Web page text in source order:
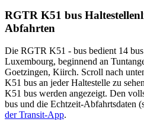
RGTR K51 bus
Abfahrten
Die RGTR K51 - bus bedient 14
Luxembourg, beginnend an
Goetzingen, Kiirch. Scroll nach
K51 bus an jeder Haltestelle zu
K51 bus werden angezeigt. Den
bus und die Echtzeit-Abfahrtsdaten
der Transit-App.